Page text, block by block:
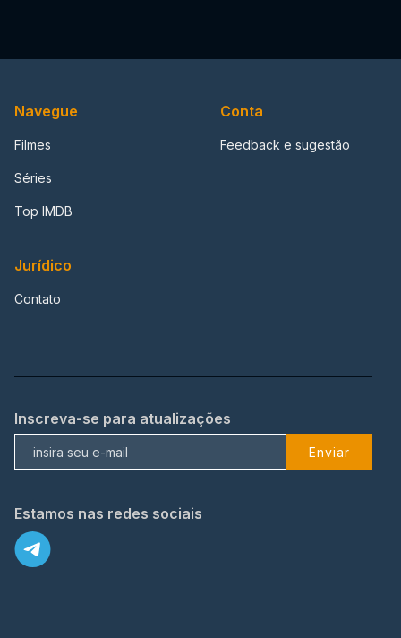
Navegue
Filmes
Séries
Top IMDB
Conta
Feedback e sugestão
Jurídico
Contato
Inscreva-se para atualizações
Enviar
Estamos nas redes sociais